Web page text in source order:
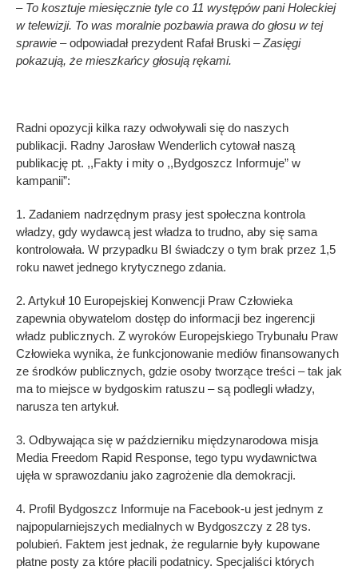
– To kosztuje miesięcznie tyle co 11 występów pani Holeckiej
w telewizji. To was moralnie pozbawia prawa do głosu w tej
sprawie – odpowiadał prezydent Rafał Bruski –Zasięgi
pokazują, że mieszkańcy głosują rękami.
Radni opozycji kilka razy odwoływali się do naszych
publikacji. Radny Jarosław Wenderlich cytował naszą
publikację pt. ,,Fakty i mity o ,,Bydgoszcz Informuje” w
kampanii”:
1. Zadaniem nadrzędnym prasy jest społeczna kontrola
władzy, gdy wydawcą jest władza to trudno, aby się sama
kontrolowała. W przypadku BI świadczy o tym brak przez 1,5
roku nawet jednego krytycznego zdania.
2. Artykuł 10 Europejskiej Konwencji Praw Człowieka
zapewnia obywatelom dostęp do informacji bez ingerencji
władz publicznych. Z wyroków Europejskiego Trybunału Praw
Człowieka wynika, że funkcjonowanie mediów finansowanych
ze środków publicznych, gdzie osoby tworzące treści – tak jak
ma to miejsce w bydgoskim ratuszu – są podlegli władzy,
narusza ten artykuł.
3. Odbywająca się w październiku międzynarodowa misja
Media Freedom Rapid Response, tego typu wydawnictwa
ujęła w sprawozdaniu jako zagrożenie dla demokracji.
4. Profil Bydgoszcz Informuje na Facebook-u jest jednym z
najpopularniejszych medialnych w Bydgoszczy z 28 tys.
polubień. Faktem jest jednak, że regularnie były kupowane
płatne posty za które płacili podatnicy. Specjaliści których